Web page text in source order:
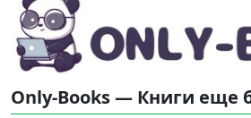
Only-Books — Книги еще